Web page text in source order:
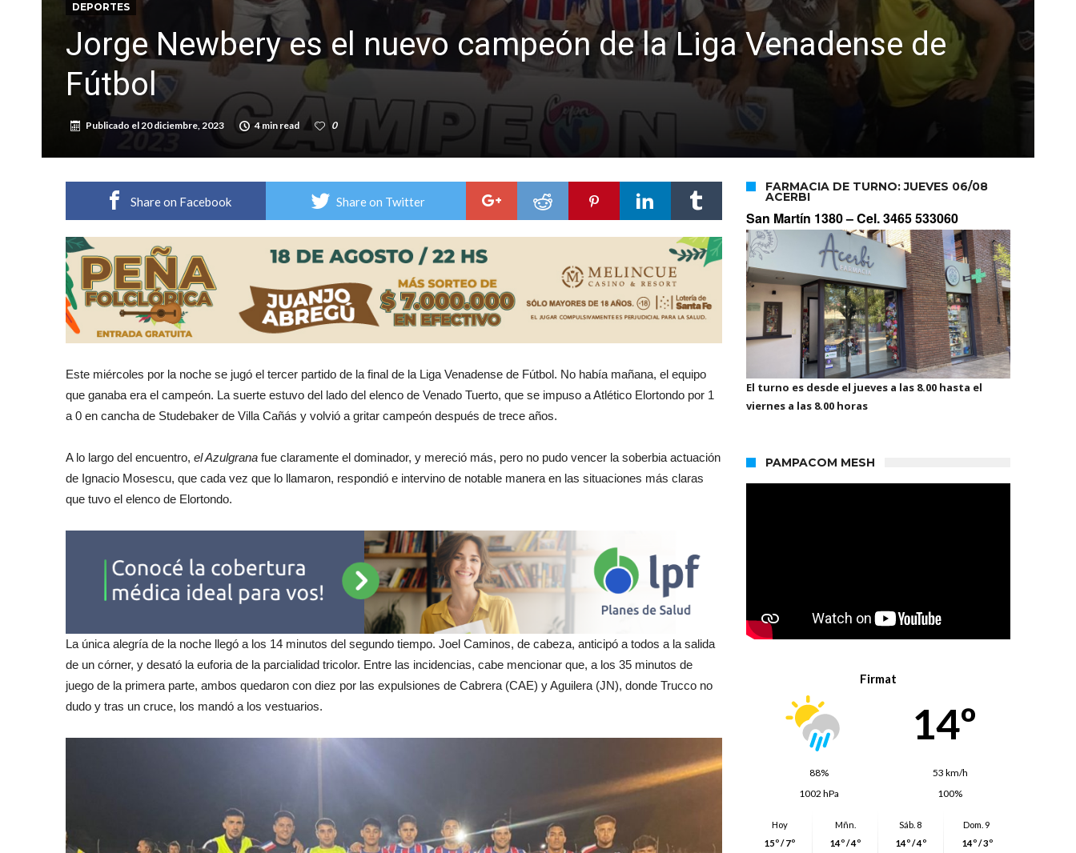
DEPORTES
Jorge Newbery es el nuevo campeón de la Liga Venadense de
Fútbol
Publicado el20 diciembre, 2023 4 min read 0
Share on Facebook Share on Twitter
Este miércoles por la noche se jugó el tercer partido de la final de la Liga Venadense de Fútbol. No había mañana, el equipo
que ganaba era el campeón. La suerte estuvo del lado del elenco de Venado Tuerto, que se impuso a Atlético Elortondo por 1
a 0 en cancha de Studebaker de Villa Cañás y volvió a gritar campeón después de trece años.
A lo largo del encuentro, el Azulgrana fue claramente el dominador, y mereció más, pero no pudo vencer la soberbia actuación
de Ignacio Mosescu, que cada vez que lo llamaron, respondió e intervino de notable manera en las situaciones más claras
que tuvo el elenco de Elortondo.
La única alegría de la noche llegó a los 14 minutos del segundo tiempo. Joel Caminos, de cabeza, anticipó a todos a la salida
de un córner, y desató la euforia de la parcialidad tricolor. Entre las incidencias, cabe mencionar que, a los 35 minutos de
juego de la primera parte, ambos quedaron con diez por las expulsiones de Cabrera (CAE) y Aguilera (JN), donde Trucco no
dudo y tras un cruce, los mandó a los vestuarios.
FARMACIA DE TURNO: JUEVES 06/08
ACERBI
San Martín 1380 –Cel. 3465 533060
El turno es desde el jueves a las 8.00 hasta el
viernes a las 8.00 horas
PAMPACOM MESH
Firmat
14º
88%
53 km/h
1002 hPa
100%
Hoy
15º / 7º
Mñn.
14º / 4º
Sáb. 8
14º / 4º
Dom. 9
14º / 3º